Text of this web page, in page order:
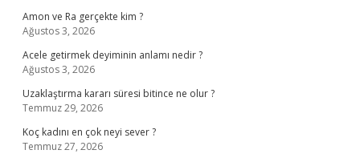
Amon ve Ra gerçekte kim ?
Ağustos 3, 2026
Acele getirmek deyiminin anlamı nedir ?
Ağustos 3, 2026
Uzaklaştırma kararı süresi bitince ne olur ?
Temmuz 29, 2026
Koç kadını en çok neyi sever ?
Temmuz 27, 2026